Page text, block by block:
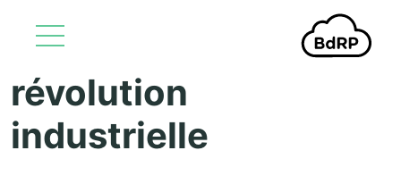
révolution
industrielle